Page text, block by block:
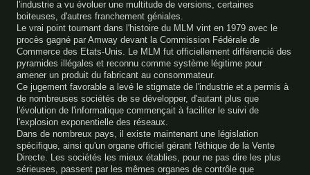
l'industrie a vu évoluer une multitude de versions, certaines
boiteuses, d'autres franchement géniales.
Le vrai point tournant dans l'histoire du MLM vint en 1979 avec le
procès gagné par Amway devant la Commission Fédérale de
Commerce des Etats-Unis. Le MLM fut officiellement différencié des
pyramides illégales et reconnu comme système légitime pour
amener un produit du fabricant au consommateur.
Ce jugement favorable a levé le stigmate de l'industrie et a permis à
de nombreuses sociétés de se développer, d'autant plus que
l'évolution de l'informatique commençait à faciliter le suivi de
l'explosion exponentielle des réseaux.
Dans de nombreux pays, il existe maintenant une législation
spécifique, ainsi qu'un organe officiel gérant l'éthique de la Vente
Directe. Les sociétés les mieux établies, pour ne pas dire les plus
sérieuses, passent par les mêmes organes de contrôle que